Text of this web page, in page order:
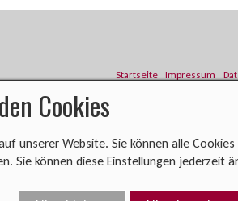
Startseite Impressum
Cookies
unserer Website. Sie können alle
Sie können diese Einstellungen jederzeit